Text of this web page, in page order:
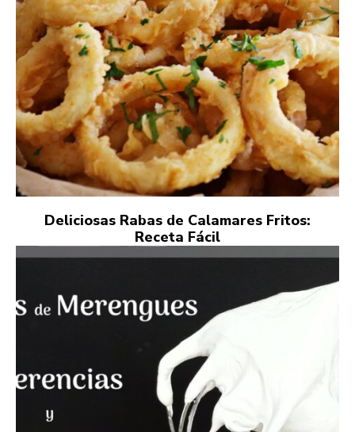
Deliciosas Rabas de Calamares Fritos:
Receta Fácil